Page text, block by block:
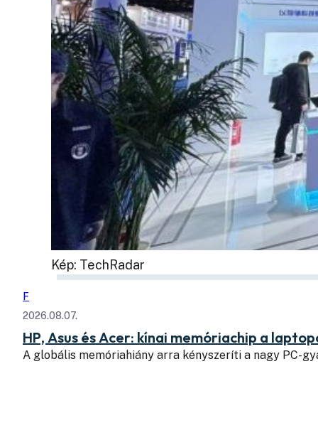
Kép: TechRadar
F
2026.08.07.
HP, Asus és Acer: kínai memóriachip a
A globális memóriahiány arra kényszeríti a nagy PC-